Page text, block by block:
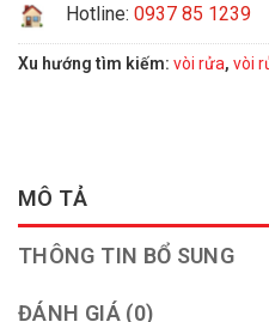
Hotline: 0937 85 1239
Xu hướng tìm kiếm: vòi rửa, vòi
MÔ TẢ
THÔNG TIN BỔ SUNG
ĐÁNH GIÁ (0)